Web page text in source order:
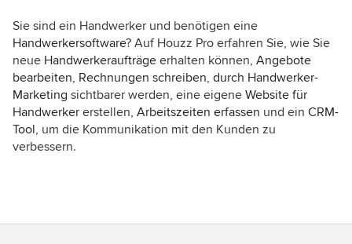
Sie sind ein Handwerker und benötigen eine
Handwerkersoftware? Auf Houzz Pro erfahren Sie, wie Sie
neue Handwerkeraufträge erhalten können, Angebote
bearbeiten, Rechnungen schreiben, durch Handwerker-
Marketing sichtbarer werden, eine eigene Website für
Handwerker erstellen, Arbeitszeiten erfassen und ein CRM-
Tool, um die Kommunikation mit den Kunden zu
verbessern.